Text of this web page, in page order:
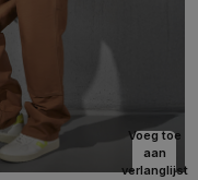
Voeg toe
aan
verlanglijst